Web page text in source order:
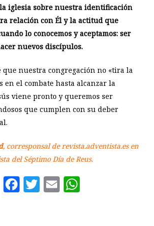
iglesia sobre nuestra identificación
relación con Él y la actitud que
lo conocemos y aceptamos: ser
nuevos discípulos.
que nuestra congregación no «tira la
en el combate hasta alcanzar la
viene pronto y queremos ser
que cumplen con su deber
, corresponsal de revista.adventista.es en
del Séptimo Día de Reus.
Facebook
Twitter
Email